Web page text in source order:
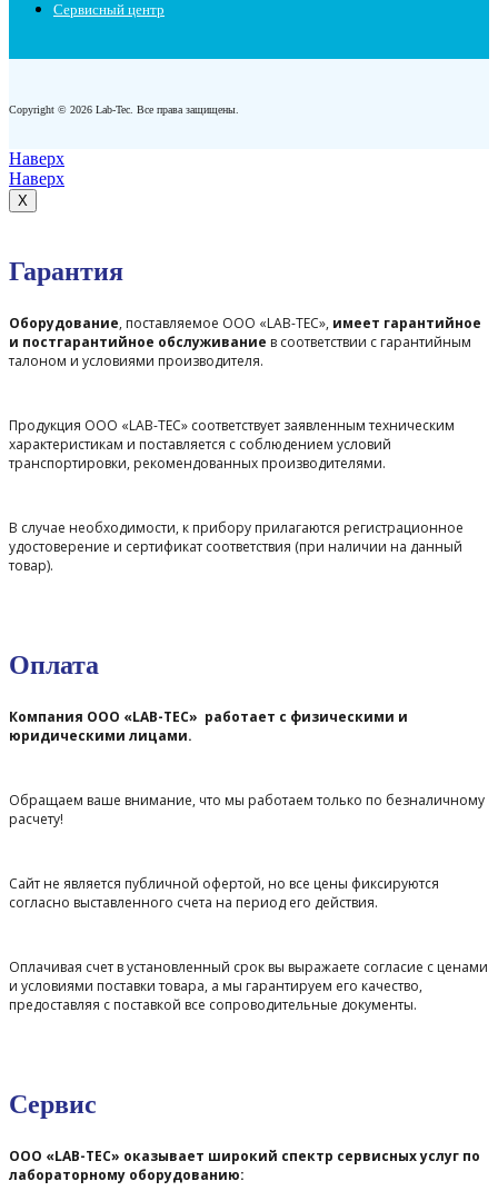
Сервисный центр
Copyright © 2026 Lab-Tec. Все права защищены.
Наверх
Наверх
X
Гарантия
Оборудование, поставляемое ООО «LAB-TEC», имеет гарантийное
и постгарантийное обслуживание в соответствии с гарантийным
талоном и условиями производителя.
Продукция ООО «LAB-TEC» соответствует заявленным техническим
характеристикам и поставляется с соблюдением условий
транспортировки, рекомендованных производителями.
В случае необходимости, к прибору прилагаются регистрационное
удостоверение и сертификат соответствия (при наличии на данный
товар).
Оплата
Компания ООО «LAB-TEC» работает с физическими и
юридическими лицами.
Обращаем ваше внимание, что мы работаем только по безналичному
расчету!
Сайт не является публичной офертой, но все цены фиксируются
согласно выставленного счета на период его действия.
Оплачивая счет в установленный срок вы выражаете согласие с ценами
и условиями поставки товара, а мы гарантируем его качество,
предоставляя с поставкой все сопроводительные документы.
Сервис
ООО «LAB-TEC» оказывает широкий спектр сервисных услуг по
лабораторному оборудованию: